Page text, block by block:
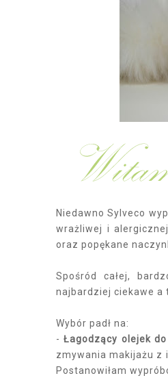
Niedawno Sylveco
wrażliwej i
oraz popękane
Spośród całej,
najbardziej ciekawe a
Wybór padł na:
-Łagodzący olejek
zmywania makijażu z
Postanowiłam